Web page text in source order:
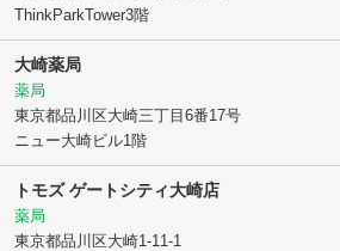
ThinkParkTower3階
大崎薬局
薬局
東京都品川区大崎三丁目6番17号
ニュー大崎ビル1階
トモズ ゲートシティ大崎店
薬局
東京都品川区大崎1-11-1